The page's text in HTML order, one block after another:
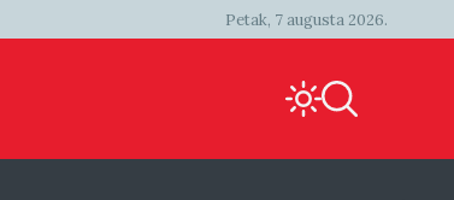
Petak, 7 augusta 2026.